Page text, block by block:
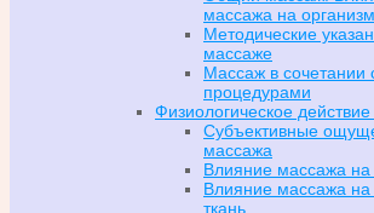
массажа на организм
Методические
массаже
Массаж в сочетании
процедурами
Физиологическое
Субъективные
массажа
Влияние массажа на
Влияние массажа
ткань